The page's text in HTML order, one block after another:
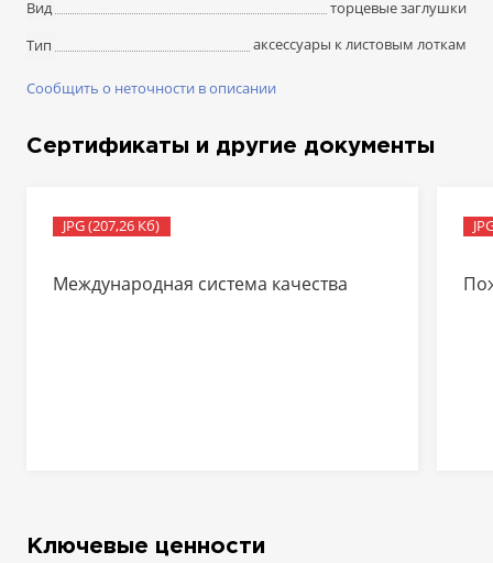
Вид
торцевые заглушки
Тип
аксессуары к листовым лоткам
Сообщить о неточности в описании
Сертификаты и другие документы
JPG (207,26 Кб)
Международная система качества
Ключевые ценности